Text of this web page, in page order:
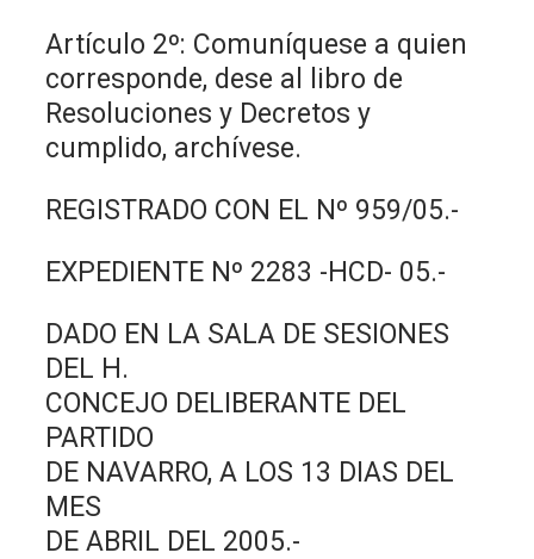
Artículo 2º: Comuníquese a quien
corresponde, dese al libro de
Resoluciones y Decretos y
cumplido, archívese.
REGISTRADO CON EL Nº 959/05.-
EXPEDIENTE Nº 2283 -HCD- 05.-
DADO EN LA SALA DE SESIONES
DEL H.
CONCEJO DELIBERANTE DEL
PARTIDO
DE NAVARRO, A LOS 13 DIAS DEL
MES
DE ABRIL DEL 2005.-